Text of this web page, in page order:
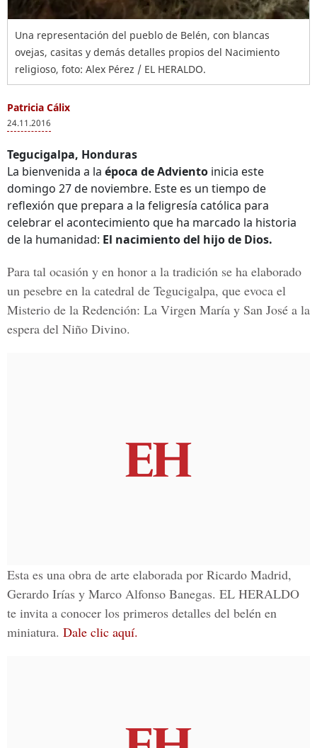
Una representación del pueblo de Belén, con blancas
ovejas, casitas y demás detalles propios del Nacimiento
religioso, foto: Alex Pérez / EL HERALDO.
Patricia Cálix
24.11.2016
Tegucigalpa, Honduras
La bienvenida a la época de Adviento inicia este
domingo 27 de noviembre. Este es un tiempo de
reflexión que prepara a la feligresía católica para
celebrar el acontecimiento que ha marcado la historia
de la humanidad: El nacimiento del hijo de Dios.
Para tal ocasión y en honor a la tradición se ha elaborado
un pesebre en la catedral de Tegucigalpa, que evoca el
Misterio de la Redención: La Virgen María y San José a la
espera del Niño Divino.
Esta es una obra de arte elaborada por Ricardo Madrid,
Gerardo Irías y Marco Alfonso Banegas. EL HERALDO
te invita a conocer los primeros detalles del belén en
miniatura. Dale clic aquí.